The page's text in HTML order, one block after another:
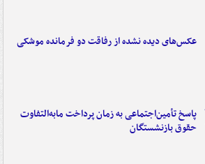
عکس‌های دیده نشده از رفاقت دو فرمانده‌ موشکی
پاسخ تأمین‌اجتماعی به زمان پرداخت مابه‌التفاوت
حقوق بازنشستگان